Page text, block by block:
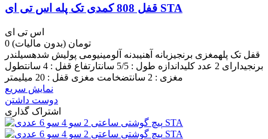
قفل 808 کمدی تک پله اس تی ای STA
اس تی ای
0 تومان (بدون مالیات)
قفل تک پلهمغزی برنجیزبانه آهنیبدنه آلومینیومی پولیش شدهسیلندر
برنجیدارای 2 عدد کلیداندازه طول : 5/5 سانتارتفاع قفل : 4 سانتطول
مغزی : 2 سانتضخامت مغزی قفل : 20 میلیمتر
نمایش سریع
دوست داشتن
اشتراک گذاری